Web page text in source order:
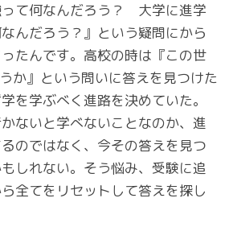
て何なんだろう？ 大学に進学
んだろう？』という疑問にから
たんです。高校の時は『この世
か』という問いに答えを見つけた
を学ぶべく進路を決めていた。
ないと学べないことなのか、進
のではなく、今その答えを見つ
しれない。そう悩み、受験に追
全てをリセットして答えを探し